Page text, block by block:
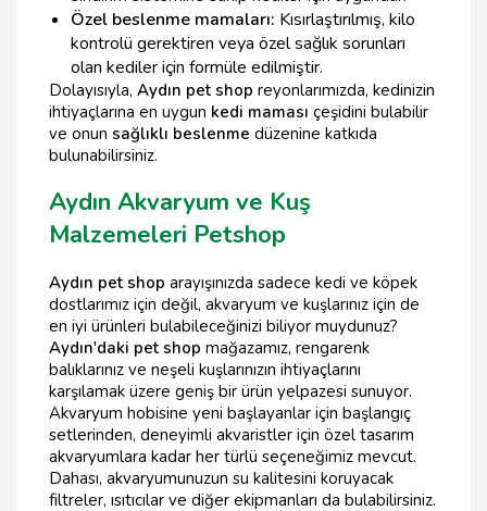
Özel beslenme mamaları: Kısırlaştırılmış, kilo
kontrolü gerektiren veya özel sağlık sorunları
olan kediler için formüle edilmiştir.
Dolayısıyla, Aydın pet shop reyonlarımızda, kedinizin
ihtiyaçlarına en uygun kedi maması çeşidini bulabilir
ve onun sağlıklı beslenme düzenine katkıda
bulunabilirsiniz.
Aydın Akvaryum ve Kuş
Malzemeleri Petshop
Aydın pet shop arayışınızda sadece kedi ve köpek
dostlarımız için değil, akvaryum ve kuşlarınız için de
en iyi ürünleri bulabileceğinizi biliyor muydunuz?
Aydın'daki pet shop mağazamız, rengarenk
balıklarınız ve neşeli kuşlarınızın ihtiyaçlarını
karşılamak üzere geniş bir ürün yelpazesi sunuyor.
Akvaryum hobisine yeni başlayanlar için başlangıç
setlerinden, deneyimli akvaristler için özel tasarım
akvaryumlara kadar her türlü seçeneğimiz mevcut.
Dahası, akvaryumunuzun su kalitesini koruyacak
filtreler, ısıtıcılar ve diğer ekipmanları da bulabilirsiniz.